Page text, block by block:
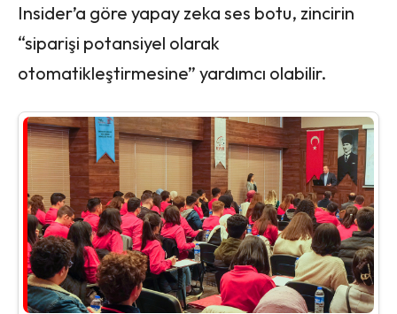
Insider’a göre yapay zeka ses botu, zincirin
“siparişi potansiyel olarak
otomatikleştirmesine” yardımcı olabilir.